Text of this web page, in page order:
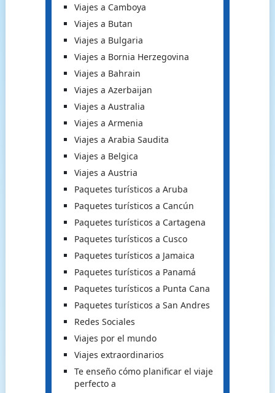
Viajes a Camboya
Viajes a Butan
Viajes a Bulgaria
Viajes a Bornia Herzegovina
Viajes a Bahrain
Viajes a Azerbaijan
Viajes a Australia
Viajes a Armenia
Viajes a Arabia Saudita
Viajes a Belgica
Viajes a Austria
Paquetes turísticos a Aruba
Paquetes turísticos a Cancún
Paquetes turísticos a Cartagena
Paquetes turísticos a Cusco
Paquetes turísticos a Jamaica
Paquetes turísticos a Panamá
Paquetes turísticos a Punta Cana
Paquetes turísticos a San Andres
Redes Sociales
Viajes por el mundo
Viajes extraordinarios
Te enseño cómo planificar el viaje
perfecto a